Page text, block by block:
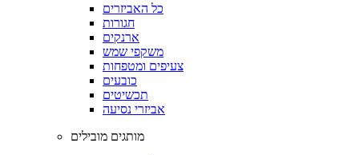
כל האביזרים
חגורות
ארנקים
משקפי שמש
צעיפים ומטפחות
כובעים
תכשיטים
אביזרי נסיעה
מותגים מובילים